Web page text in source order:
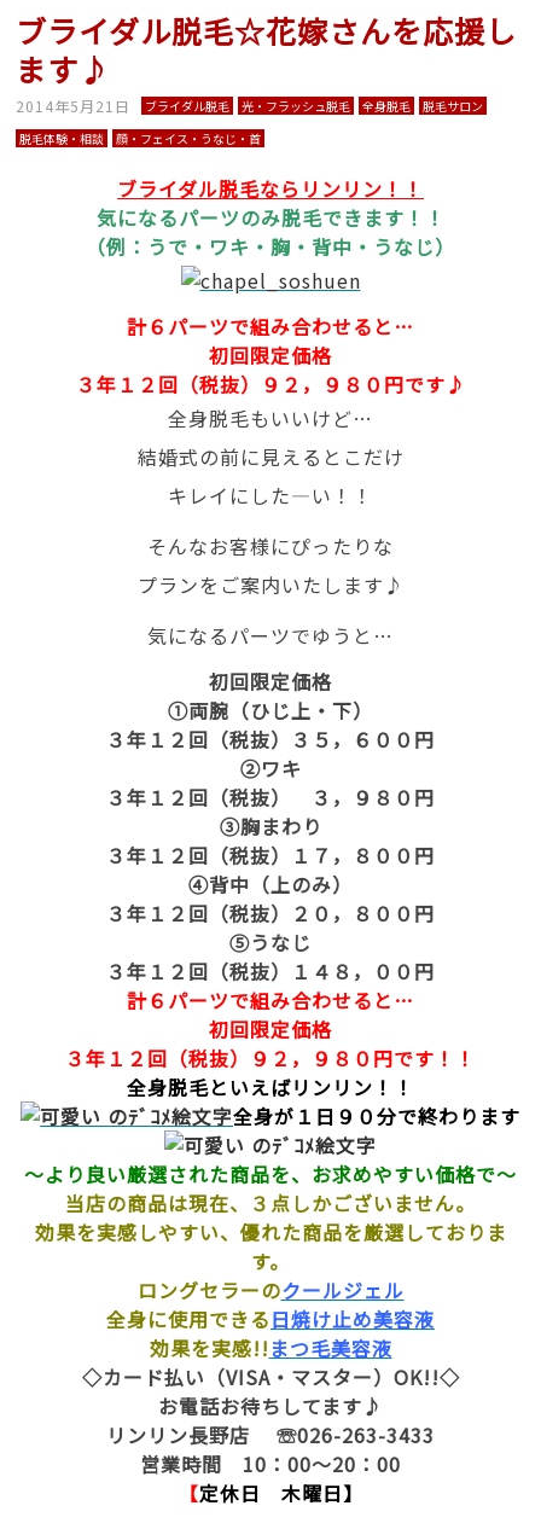
ブライダル脱毛☆花嫁さんを応援し
ます♪
2014年5月21日 ブライダル脱毛 光・フラッシュ脱毛 全身脱毛
脱毛サロン
脱毛体験・相談
顔・フェイス・うなじ・首
ブライダル脱毛ならリンリン！！
気になるパーツのみ脱毛できます！！
（例：うで・ワキ・胸・背中・うなじ）
計６パーツで組み合わせると…
初回限定価格
３年１２回（税抜）９２，９８０円です♪
全身脱毛もいいけど…
結婚式の前に見えるとこだけ
キレイにした―い！！
そんなお客様にぴったりな
プランをご案内いたします♪
気になるパーツでゆうと…
初回限定価格
①両腕（ひじ上・下）
３年１２回（税抜）３５，６００円
②ワキ
３年１２回（税抜） ３，９８０円
③胸まわり
３年１２回（税抜）１７，８００円
④背中（上のみ）
３年１２回（税抜）２０，８００円
⑤うなじ
３年１２回（税抜）１４８，００円
計６パーツで組み合わせると…
初回限定価格
３年１２回（税抜）９２，９８０円です！！
全身脱毛といえばリンリン！！
全身が１日９０分で終わります
～より良い厳選された商品を、お求めやすい価格で～
当店の商品は現在、３点しかございません。
効果を実感しやすい、優れた商品を厳選しておりま
す。
ロングセラーのクールジェル
全身に使用できる日焼け止め美容液
効果を実感!! まつ毛美容液
◇カード払い（VISA・マスター）OK!!◇
お電話お待ちしてます♪
リンリン長野店 ☏026-263-3433
営業時間 10：00～20：00
【定休日 木曜日】